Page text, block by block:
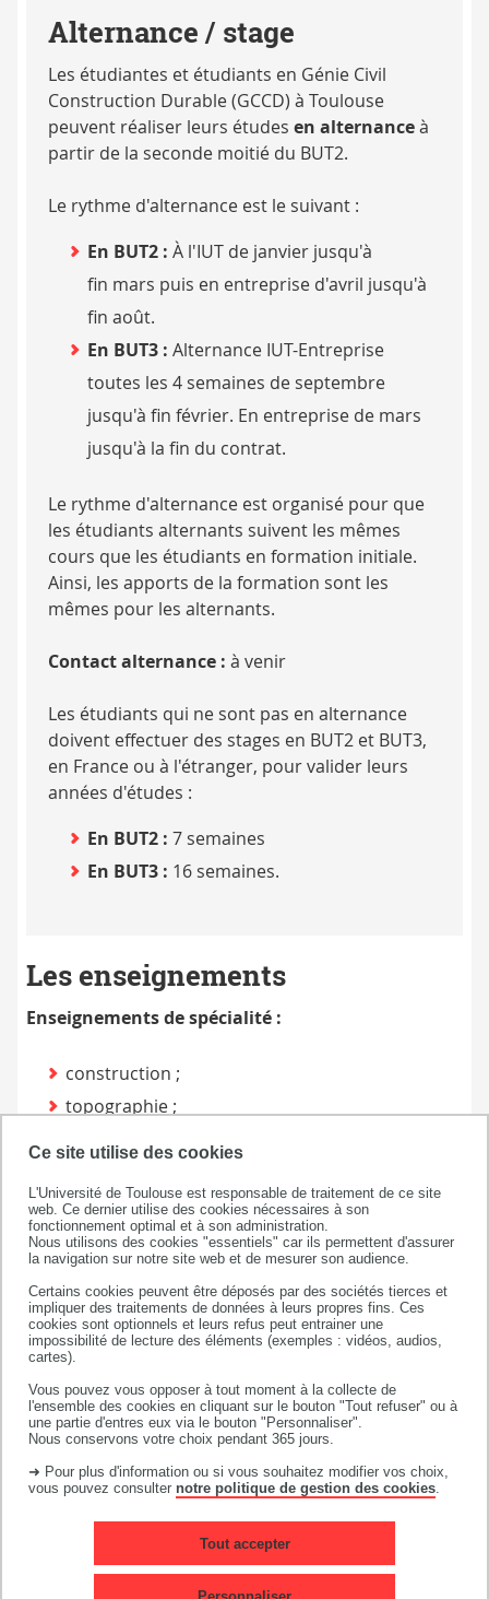
Ce site utilise des cookies
L'Université de Toulouse est responsable de traitement de ce site
web. Ce dernier utilise des cookies nécessaires à son
fonctionnement optimal et à son administration.
Nous utilisons des cookies "essentiels" car ils permettent d'assurer
la navigation sur notre site web et de mesurer son audience.
Certains cookies peuvent être déposés par des sociétés tierces et
impliquer des traitements de données à leurs propres fins. Ces
cookies sont optionnels et leurs refus peut entrainer une
impossibilité de lecture des éléments (exemples : vidéos, audios,
cartes).
Vous pouvez vous opposer à tout moment à la collecte de
l'ensemble des cookies en cliquant sur le bouton "Tout refuser" ou à
une partie d'entres eux via le bouton "Personnaliser".
Nous conservons votre choix pendant 365 jours.
➜ Pour plus d'information ou si vous souhaitez modifier vos choix,
vous pouvez consulter notre politique de gestion des cookies
Tout accepter
Alternance / stage
Les étudiantes et étudiants en Génie Civil
Construction Durable (GCCD) à Toulouse
peuvent réaliser leurs études en alternanceà
partir de la seconde moitié du BUT2.
Le rythme d'alternance est le suivant :
En BUT2 : À l'IUT de janvier jusqu'à
fin mars puis en entreprise d'avril jusqu'à
fin août.
En BUT3 : Alternance IUT-Entreprise
toutes les 4 semaines de septembre
jusqu'à fin février. En entreprise de mars
jusqu'à la fin du contrat.
Le rythme d'alternance est organisé pour que
les étudiants alternants suivent les mêmes
cours que les étudiants en formation initiale.
Ainsi, les apports de la formation sont les
mêmes pour les alternants.
Contact alternance : à venir
Les étudiants qui ne sont pas en alternance
doivent effectuer des stages en BUT2 et BUT3,
en France ou à l'étranger, pour valider leurs
années d'études :
En BUT2 : 7 semaines
En BUT3 : 16 semaines.
Les enseignements
Enseignements de spécialité :
construction ;
topographie ;
géotechnique ;
structures (acier, béton armé, bois) ;
physique appliquée ;
énergie...
Enseignements généraux :
expression-communication ;
LV1 anglais ;
Projet Personnel et Professionnel de
l’Étudiant.